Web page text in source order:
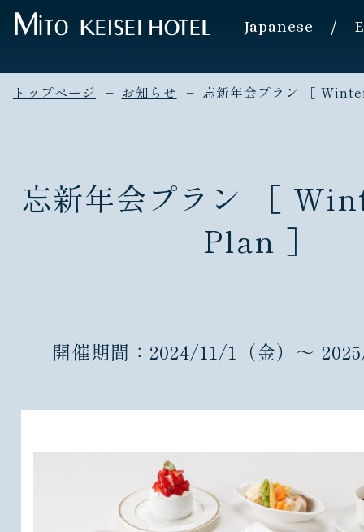
Japanese /
トップページ お知らせ 忘新年会プラン ［
忘新年会プラン ［
Plan ］
開催期間：2024/11/1（金）～